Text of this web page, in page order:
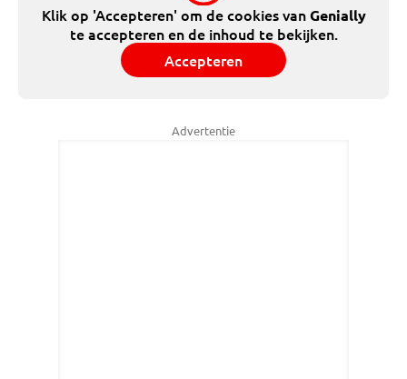
Klik op 'Accepteren' om de cookies vanGenially
te accepteren en de inhoud te bekijken.
Accepteren
Advertentie